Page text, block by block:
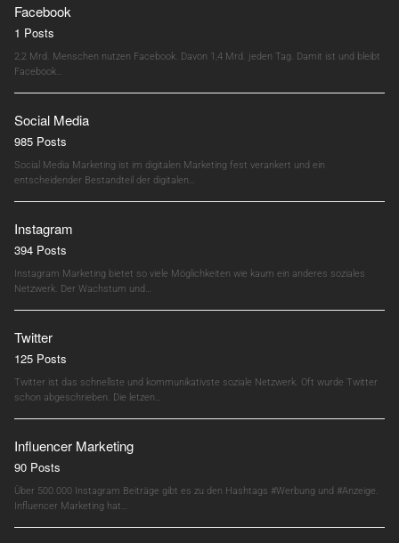
Facebook
1 Posts
2,2 Mrd. Menschen nutzen Facebook. Davon 1,4 Mrd. jeden Tag. Damit ist und bleibt
Facebook…
Social Media
985 Posts
Social Media Marketing ist im digitalen Marketing fest verankert und ein
entscheidender Bestandteil der digitalen…
Instagram
394 Posts
Instagram Marketing bietet so viele Möglichkeiten wie kaum ein anderes soziales
Netzwerk. Der Wachstum und…
Twitter
125 Posts
Twitter ist das schnellste und kommunikativste soziale Netzwerk. Oft wurde Twitter
schon abgeschrieben. Die letzen…
Influencer Marketing
90 Posts
Über 500.000 Instagram Beiträge gibt es zu den Hashtags #Werbung und #Anzeige.
Influencer Marketing hat…